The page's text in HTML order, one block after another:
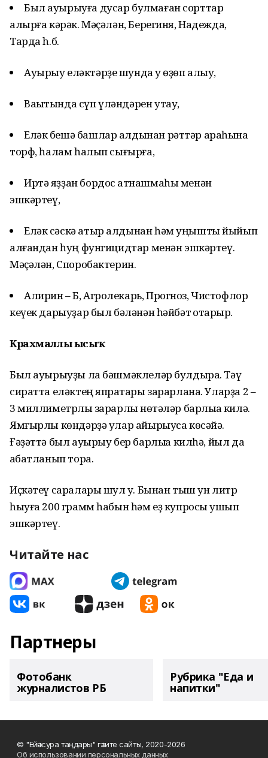
Был ауырыуға дусар булмаған сорттар
алырға кәрәк. Мәҫәлән, Берегиня, Надежда,
Тарда һ.б.
Ауырыу еләктәрҙе шунда уҡ өҙөп алыу,
Ваҡытында сүп үләндәрен утау,
Еләк бешә башлар алдынан рәттәр араһына
торф, һалам һалып сығырға,
Иртә яҙҙан бордос ҡатнашмаһы менән
эшкәртеү,
Еләк сәскә атыр алдынан һәм уңышты йыйып
алғандан һуң фунгицидтар менән эшкәртеү.
Мәҫәлән, Споробактерин.
Алирин – Б, Агролекарь, Прогноз, Чистофлор
кеүек дарыуҙар был бәләнән һәйбәт ҡотҡарыр.
Крахмаллы ысыҡ
Был ауырыуҙы ла бәшмәклеләр булдыра. Тәү
сиратта еләктең япраҡтары зарарлана. Уларҙа 2 –
3 миллиметрлыҡ зарарлы нөҡтәләр барлыҡҡа килә.
Ямғырлы көндәрҙә улар айырыуса көсәйә.
Ғәҙәттә был ауырыу бер барлыҡҡа килһә, йыл да
ҡабатланып тора.
Иҫкәтеү саралары шул уҡ. Бынан тыш ун литр
һыуға 200 грамм һабын һәм еҙ купросы ҡушып
эшкәртеү.
Читайте нас
Партнеры
Фотобанк
журналистов РБ
Рубрика "Еда и
напитки"
© "Ейәнсура таңдары" гәзите сайты, 2020-2026
Об использовании персональных данных